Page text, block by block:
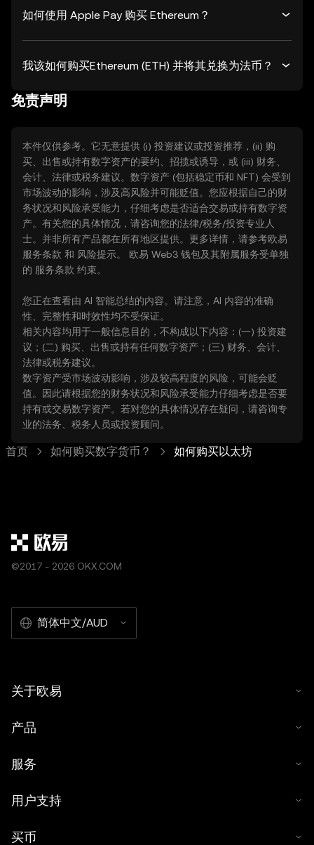
如何使用 Apple Pay 购买 Ethereum？
我该如何购买Ethereum (ETH) 并将其兑换为法币？
免责声明
本件仅供参考。它无意提供 (i) 投资建议或投资推荐，(ii) 购
买、出售或持有数字资产的要约、招揽或诱导，或 (iii) 财务、
会计、法律或税务建议。数字资产 (包括稳定币和 NFT) 会受到
市场波动的影响，涉及高风险并可能贬值。您应根据自己的财
务状况和风险承受能力，仔细考虑是否适合交易或持有数字资
产。有关您的具体情况，请咨询您的法律/税务/投资专业人
士。并非所有产品都在所有地区提供。更多详情，请参考欧易
服务条款 和 风险提示。 欧易 Web3 钱包及其附属服务受单独
的 服务条款 约束。
您正在查看由 AI 智能总结的内容。请注意，AI 内容的准确
性、完整性和时效性均不受保证。
相关内容均用于一般信息目的，不构成以下内容：(一) 投资建
议；(二) 购买、出售或持有任何数字资产；(三) 财务、会计、
法律或税务建议。
数字资产受市场波动影响，涉及较高程度的风险，可能会贬
值。因此请根据您的财务状况和风险承受能力仔细考虑是否要
持有或交易数字资产。若对您的具体情况存在疑问，请咨询专
业的法务、税务人员或投资顾问。
首页 如何购买数字货币？ 如何购买以太坊
©2017 - 2026 OKX.COM
简体中文/AUD
关于欧易
产品
服务
用户支持
买币